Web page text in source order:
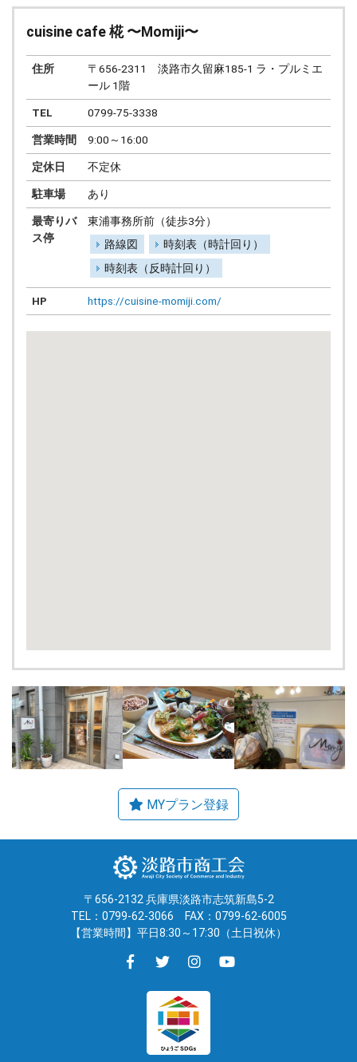
cuisine cafe 椛 〜Momiji〜
住所
〒656-2311 淡路市久留麻185-1 ラ・プルミエ
ール 1階
TEL 0799-75-3338
営業時間 9:00～16:00
定休日 不定休
駐車場 あり
最寄りバ
ス停
東浦事務所前（徒歩3分）
路線図
時刻表（時計回り）
時刻表（反時計回り）
HP https://cuisine-momiji.com/
〒656-2132 兵庫県淡路市志筑新島5-2
TEL：0799-62-3066
FAX：0799-62-6005
【営業時間】平日8:30～17:30（土日祝休）